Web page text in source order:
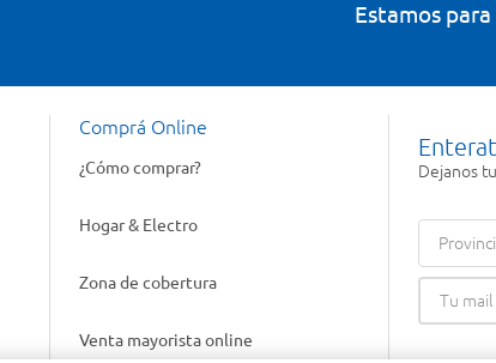
Estamos
Comprá Online
¿Cómo comprar?
Hogar & Electro
Zona de cobertura
Venta mayorista online
Dejanos